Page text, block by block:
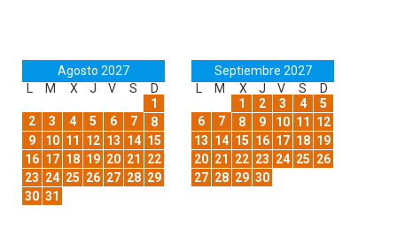
Agosto 2027
L
M X J V S
D
1
2
3 4 5 6 7
8
9
10 11 12 13 14 15
16 17 18 19 20 21
22
23 24 25 26 27 28 29
30 31
Septiembre 2027
L
M X J V S
D
1
2 3 4
5
6
7 8 9 10 11
12
13 14 15 16 17 18 19
20 21 22 23 24 25 26
27 28 29 30